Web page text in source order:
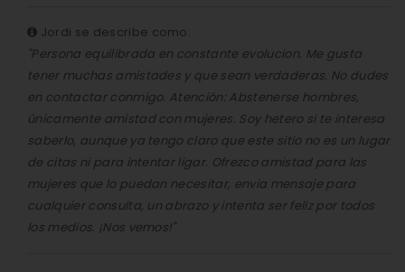
Jordi se describe como:
"Persona equilibrada en constante evolucion. Me gusta
tener muchas amistades y que sean verdaderas. No dudes
en contactar conmigo. Atención: Abstenerse hombres,
únicamente amistad con mujeres. Soy hetero si te interesa
saberlo, aunque ya tengo claro que este sitio no es un lugar
de citas ni para intentar ligar. Ofrezco amistad para las
mujeres que lo puedan necesitar, envia mensaje para
cualquier consulta, un abrazo y intenta ser feliz por todos
los medios. ¡Nos vemos!"